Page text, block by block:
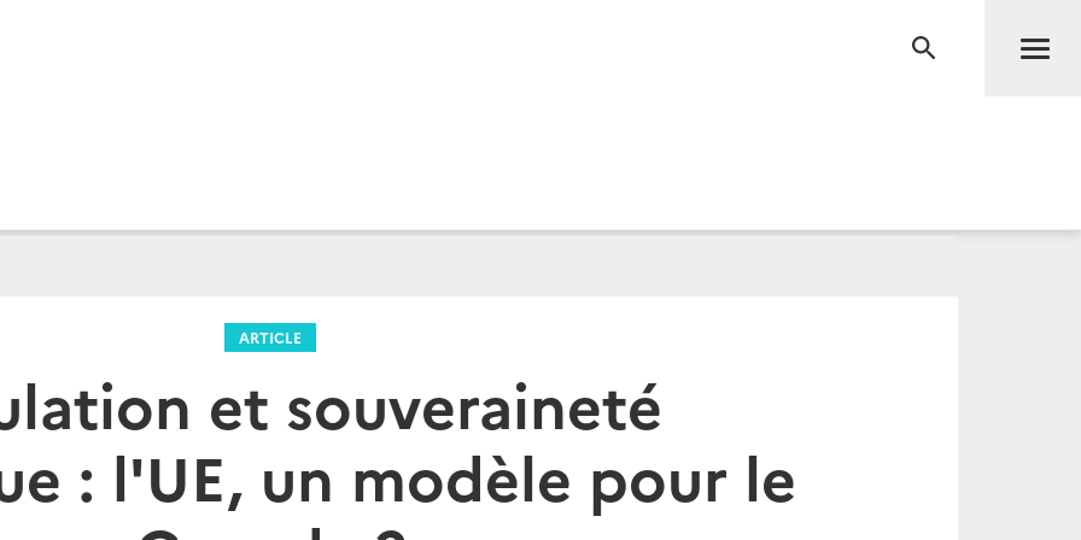
RECHERCHE
ARTICLE
et souveraineté
: l'UE, un modèle pour le